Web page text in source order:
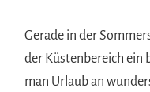
Gerade in der
der Küstenbereich ein
man Urlaub an